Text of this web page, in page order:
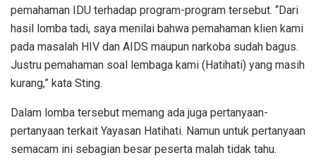
pemahaman IDU terhadap program-program tersebut. “Dari
hasil lomba tadi, saya menilai bahwa pemahaman klien kami
pada masalah HIV dan AIDS maupun narkoba sudah bagus.
Justru pemahaman soal lembaga kami (Hatihati) yang masih
kurang,” kata Sting.
Dalam lomba tersebut memang ada juga pertanyaan-
pertanyaan terkait Yayasan Hatihati. Namun untuk pertanyaan
semacam ini sebagian besar peserta malah tidak tahu.